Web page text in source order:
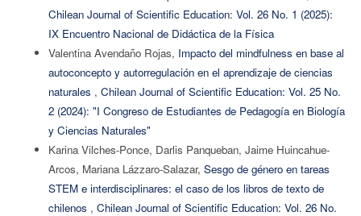
Chilean Journal of Scientific Education: Vol. 26 No. 1 (2025):
IX Encuentro Nacional de Didáctica de la Física
Valentina Avendaño Rojas, Impacto del mindfulness en base al
autoconcepto y autorregulación en el aprendizaje de ciencias
naturales , Chilean Journal of Scientific Education: Vol. 25 No.
2 (2024): "I Congreso de Estudiantes de Pedagogía en Biología
y Ciencias Naturales"
Karina Vilches-Ponce, Darlis Panqueban, Jaime Huincahue-
Arcos, Mariana Lázzaro-Salazar, Sesgo de género en tareas
STEM e interdisciplinares: el caso de los libros de texto de
chilenos , Chilean Journal of Scientific Education: Vol. 26 No.